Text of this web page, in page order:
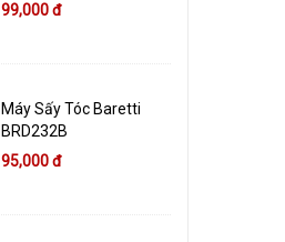
99,000 đ
Máy Sấy Tóc Baretti
BRD232B
95,000 đ